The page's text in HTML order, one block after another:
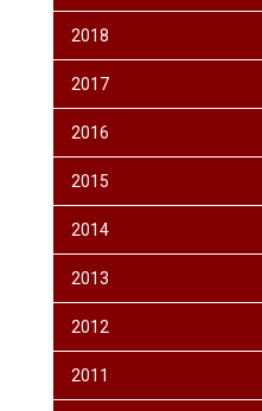
2018
2017
2016
2015
2014
2013
2012
2011